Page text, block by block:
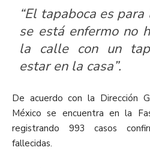
“El tapaboca es
se está enfermo no
la calle con un
estar en la casa”.
De acuerdo con la Dirección
México se encuentra en la
registrando 993 casos
fallecidas.